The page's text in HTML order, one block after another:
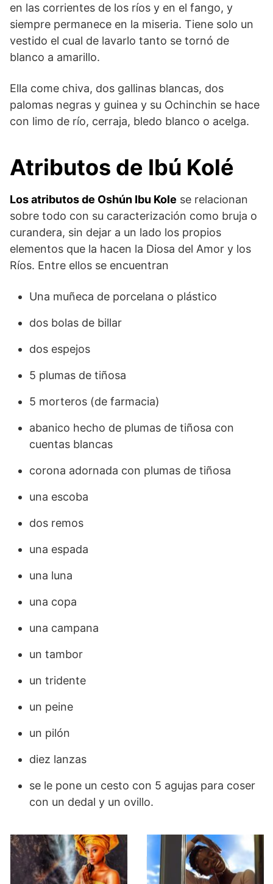
en las corrientes de los ríos y en el fango, y
siempre permanece en la miseria. Tiene solo un
vestido el cual de lavarlo tanto se tornó de
blanco a amarillo.
Ella come chiva, dos gallinas blancas, dos
palomas negras y guinea y su Ochinchin se hace
con limo de río, cerraja, bledo blanco o acelga.
Atributos de Ibú Kolé
Los atributos de Oshún Ibu Kole se relacionan
sobre todo con su caracterización como bruja o
curandera, sin dejar a un lado los propios
elementos que la hacen la Diosa del Amor y los
Ríos. Entre ellos se encuentran
Una muñeca de porcelana o plástico
dos bolas de billar
dos espejos
5 plumas de tiñosa
5 morteros (de farmacia)
abanico hecho de plumas de tiñosa con
cuentas blancas
corona adornada con plumas de tiñosa
una escoba
dos remos
una espada
una luna
una copa
una campana
un tambor
un tridente
un peine
un pilón
diez lanzas
se le pone un cesto con 5 agujas para coser
con un dedal y un ovillo.